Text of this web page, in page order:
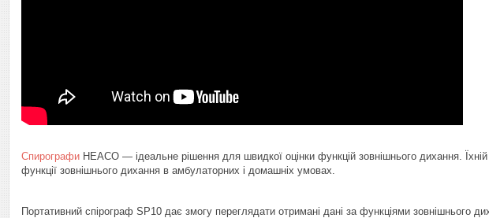
Спирографи HEACO — ідеальне рішення для швидкої оцінки функцій зовнішнього дихання.
функції зовнішнього дихання в амбулаторних і домашніх умовах.
Портативний спірограф SP10 дає змогу переглядати отримані дані за функціями зовнішнього